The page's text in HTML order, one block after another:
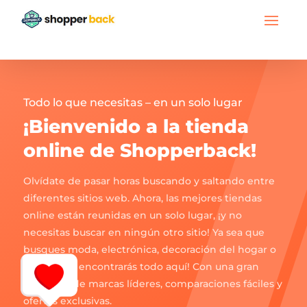
Todo lo que necesitas – en un solo lugar
¡Bienvenido a la tienda
online de Shopperback!
Olvídate de pasar horas buscando y saltando entre
diferentes sitios web. Ahora, las mejores tiendas
online están reunidas en un solo lugar, ¡y no
necesitas buscar en ningún otro sitio! Ya sea que
busques moda, electrónica, decoración del hogar o
regalos, ¡lo encontrarás todo aquí! Con una gran
selección de marcas líderes, comparaciones fáciles y
ofertas exclusivas.